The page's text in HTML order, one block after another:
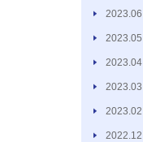
2023.06
2023.05
2023.04
2023.03
2023.02
2022.12